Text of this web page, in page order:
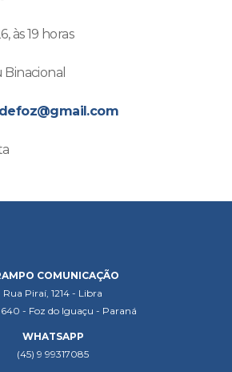
às 19 horas
Binacional
COMUNICAÇÃO
Rua Piraí, 1214 - Libra
- Foz do Iguaçu - Paraná
WHATSAPP
(45) 9 99317085